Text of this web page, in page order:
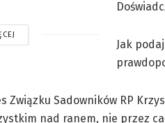
Jak
Związku Sadowników RP
nad ranem, nie przez